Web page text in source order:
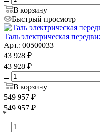
В корзину
Быстрый просмотр
Таль электрическая
Арт.: 00500033
43 928 ₽
43 928 ₽
В корзину
549 957 ₽
549 957 ₽
*